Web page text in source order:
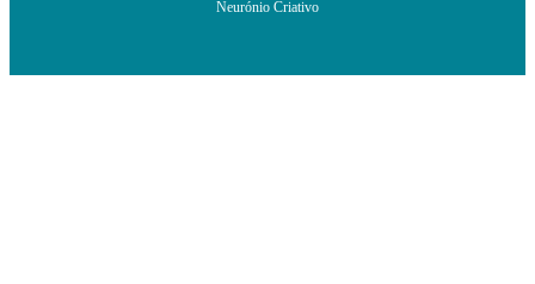
Neurónio Criativo